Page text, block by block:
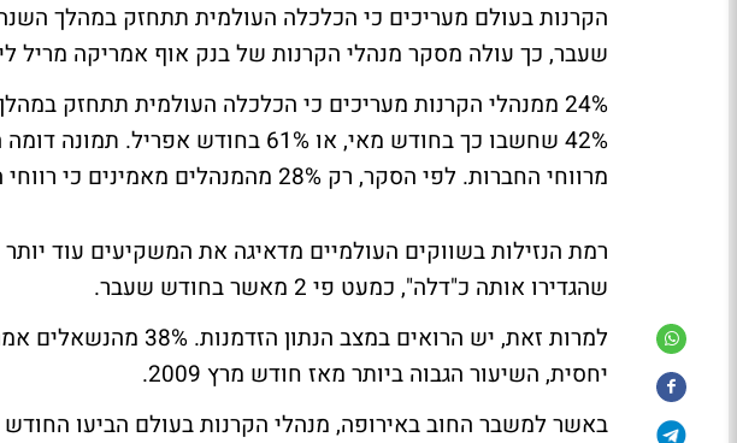
הקרנות בעולם מעריכים כי הכלכלה העולמית תתחזק במהלך
שעבר, כך עולה מסקר מנהלי הקרנות של בנק אוף אמריקה מריל
42% שחשבו כך בחודש מאי, או 61% בחודש
מרווחי החברות. לפי הסקר, רק 28% מהמנהלים מאמינים כי רווחי החברות ישתפרו בתוך שנה מהיום.
שהגדירו אותה כ"דלה", כמעט פי 2 מאשר בחודש שעבר.
למרות זאת, יש הרואים
יחסית, השיעור הגבוה ביותר מאז חודש מרץ 2009.
באשר למשבר החוב באירופה, מנהלי הקרנות בעולם הביעו